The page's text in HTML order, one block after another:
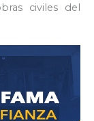
civiles del